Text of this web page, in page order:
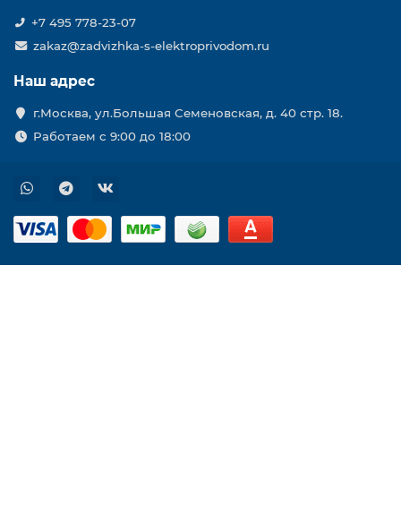
+7 495 778-23-07
zakaz@zadvizhka-s-elektroprivodom.ru
Наш адрес
г.Москва, ул.Большая Семеновская, д. 40 стр. 18.
Работаем с 9:00 до 18:00